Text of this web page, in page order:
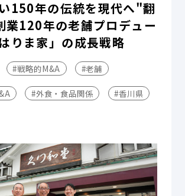
150年の伝統を現代へ"翻
業120年の老舗プロデュー
りま家」の成長戦略
#戦略的M&A #老舗
#外食・食品関係 #香川県